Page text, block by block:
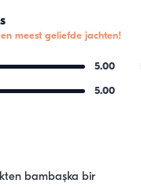
meest geliefde jachten!
5.00
5.00
bambaşka bir